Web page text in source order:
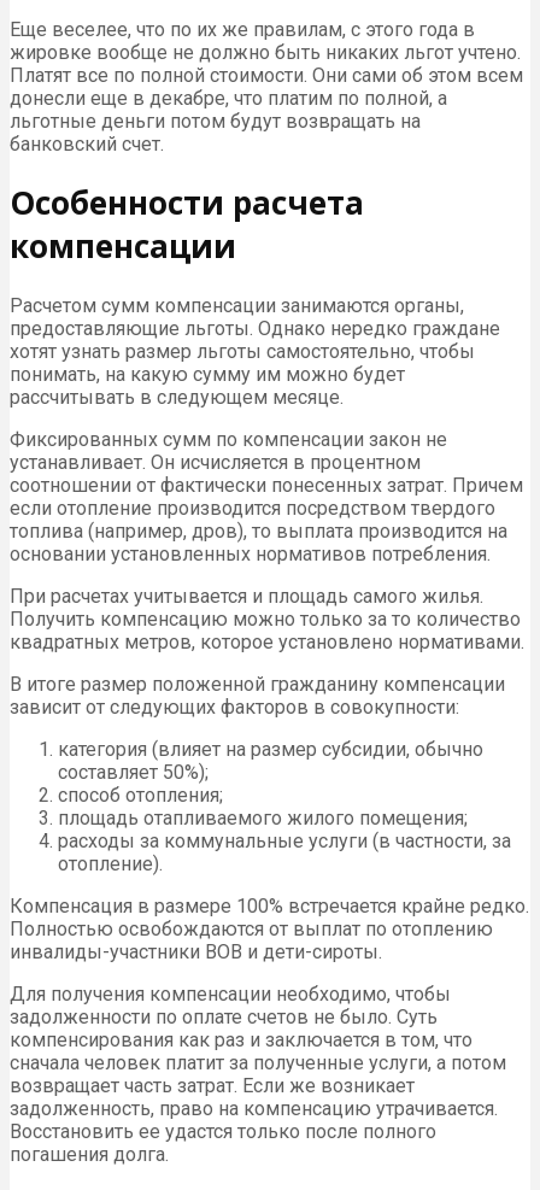
Еще веселее, что по их же правилам, с этого года в
жировке вообще не должно быть никаких льгот учтено.
Платят все по полной стоимости. Они сами об этом всем
донесли еще в декабре, что платим по полной, а
льготные деньги потом будут возвращать на
банковский счет.
Особенности расчета
компенсации
Расчетом сумм компенсации занимаются органы,
предоставляющие льготы. Однако нередко граждане
хотят узнать размер льготы самостоятельно, чтобы
понимать, на какую сумму им можно будет
рассчитывать в следующем месяце.
Фиксированных сумм по компенсации закон не
устанавливает. Он исчисляется в процентном
соотношении от фактически понесенных затрат. Причем
если отопление производится посредством твердого
топлива (например, дров), то выплата производится на
основании установленных нормативов потребления.
При расчетах учитывается и площадь самого жилья.
Получить компенсацию можно только за то количество
квадратных метров, которое установлено нормативами.
В итоге размер положенной гражданину компенсации
зависит от следующих факторов в совокупности:
категория (влияет на размер субсидии, обычно
составляет 50%);
способ отопления;
площадь отапливаемого жилого помещения;
расходы за коммунальные услуги (в частности, за
отопление).
Компенсация в размере 100% встречается крайне редко.
Полностью освобождаются от выплат по отоплению
инвалиды-участники ВОВ и дети-сироты.
Для получения компенсации необходимо, чтобы
задолженности по оплате счетов не было. Суть
компенсирования как раз и заключается в том, что
сначала человек платит за полученные услуги, а потом
возвращает часть затрат. Если же возникает
задолженность, право на компенсацию утрачивается.
Восстановить ее удастся только после полного
погашения долга.